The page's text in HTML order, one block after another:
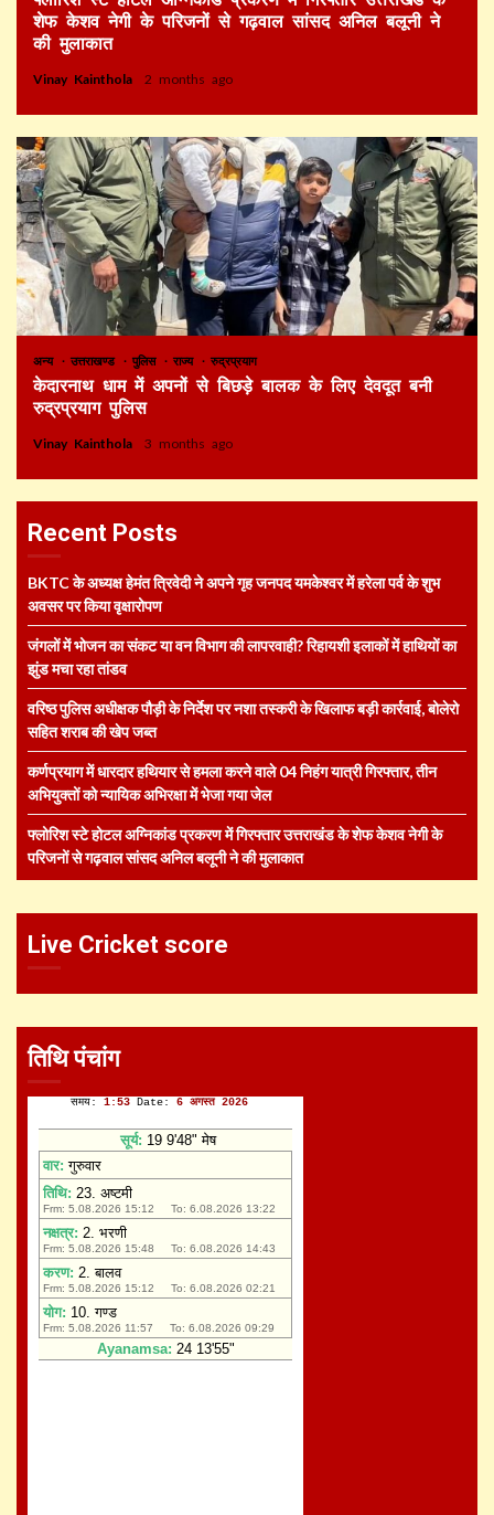
शेफ केशव नेगी के परिजनों से गढ़वाल सांसद अनिल बलूनी ने
की मुलाकात
Vinay Kainthola 2 months ago
अन्य उत्तराखण्ड पुलिस राज्य रुद्रप्रयाग
केदारनाथ धाम में अपनों से बिछड़े बालक के लिए देवदूत बनी
रुद्रप्रयाग पुलिस
Vinay Kainthola 3 months ago
Recent Posts
BKTC के अध्यक्ष हेमंत त्रिवेदी ने अपने गृह जनपद यमकेश्वर में हरेला पर्व के शुभ
अवसर पर किया वृक्षारोपण
जंगलों में भोजन का संकट या वन विभाग की लापरवाही? रिहायशी इलाकों में हाथियों का
झुंड मचा रहा तांडव
वरिष्ठ पुलिस अधीक्षक पौड़ी के निर्देश पर नशा तस्करी के खिलाफ बड़ी कार्रवाई, बोलेरो
सहित शराब की खेप जब्त
कर्णप्रयाग में धारदार हथियार से हमला करने वाले 04 निहंग यात्री गिरफ्तार, तीन
अभियुक्तों को न्यायिक अभिरक्षा में भेजा गया जेल
फ्लोरिश स्टे होटल अग्निकांड प्रकरण में गिरफ्तार उत्तराखंड के शेफ केशव नेगी के
परिजनों से गढ़वाल सांसद अनिल बलूनी ने की मुलाकात
Live Cricket score
तिथि पंचांग